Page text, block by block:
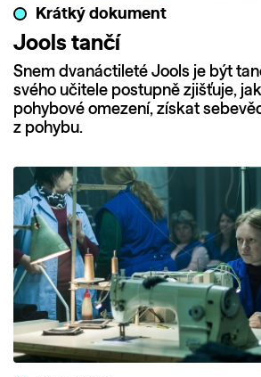
Krátký dokument
Jools tančí
Snem dvanáctileté Jools je být
svého učitele postupně zjišťuje,
pohybové omezení, získat
z pohybu.